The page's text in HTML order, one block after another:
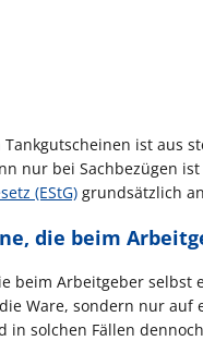
Tankgutscheinen ist aus
nur bei Sachbezügen
(EStG) grundsätzlich
die beim
beim Arbeitgeber selbst
Ware, sondern nur auf
in solchen Fällen